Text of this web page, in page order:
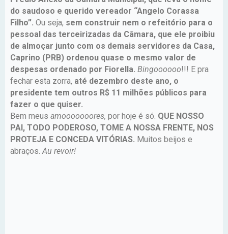
do saudoso e querido vereador “Angelo Corassa
Filho”. Ou seja, sem construir nem o refeitório para o
pessoal das terceirizadas da Câmara, que ele proibiu
de almoçar junto com os demais servidores da Casa,
Caprino (PRB) ordenou quase o mesmo valor de
despesas ordenado por Fiorella. Bingoooooo!!! E pra
fechar esta zorra, até dezembro deste ano, o
presidente tem outros R$ 11 milhões públicos para
fazer o que quiser.
Bem meus amooooooores, por hoje é só. QUE NOSSO
PAI, TODO PODEROSO, TOME A NOSSA FRENTE, NOS
PROTEJA E CONCEDA VITÓRIAS. Muitos beijos e
abraços.Au revoir!